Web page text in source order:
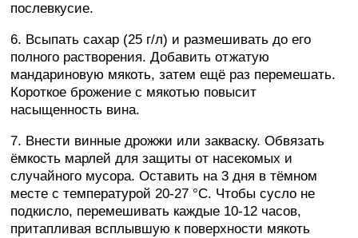
послевкусие.
6. Всыпать сахар (25 г/л) и размешивать до его
полного растворения. Добавить отжатую
мандариновую мякоть, затем ещё раз перемешать.
Короткое брожение с мякотью повысит
насыщенность вина.
7. Внести винные дрожжи или закваску. Обвязать
ёмкость марлей для защиты от насекомых и
случайного мусора. Оставить на 3 дня в тёмном
месте с температурой 20-27 °C. Чтобы сусло не
подкисло, перемешивать каждые 10-12 часов,
притапливая всплывшую к поверхности мякоть